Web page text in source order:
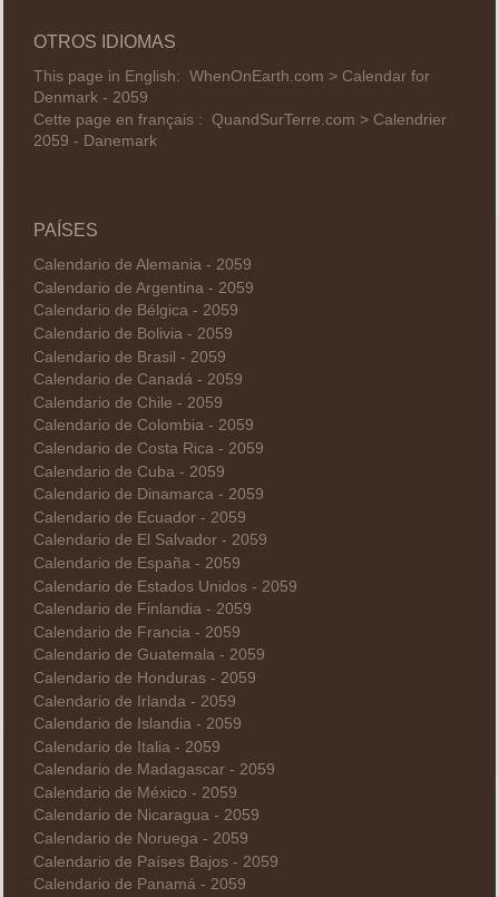
OTROS IDIOMAS
This page in English: WhenOnEarth.com > Calendar for
Denmark - 2059
Cette page en français : QuandSurTerre.com > Calendrier
2059 - Danemark
PAÍSES
Calendario de Alemania - 2059
Calendario de Argentina - 2059
Calendario de Bélgica - 2059
Calendario de Bolivia - 2059
Calendario de Brasil - 2059
Calendario de Canadá - 2059
Calendario de Chile - 2059
Calendario de Colombia - 2059
Calendario de Costa Rica - 2059
Calendario de Cuba - 2059
Calendario de Dinamarca - 2059
Calendario de Ecuador - 2059
Calendario de El Salvador - 2059
Calendario de España - 2059
Calendario de Estados Unidos - 2059
Calendario de Finlandia - 2059
Calendario de Francia - 2059
Calendario de Guatemala - 2059
Calendario de Honduras - 2059
Calendario de Irlanda - 2059
Calendario de Islandia - 2059
Calendario de Italia - 2059
Calendario de Madagascar - 2059
Calendario de México - 2059
Calendario de Nicaragua - 2059
Calendario de Noruega - 2059
Calendario de Países Bajos - 2059
Calendario de Panamá - 2059